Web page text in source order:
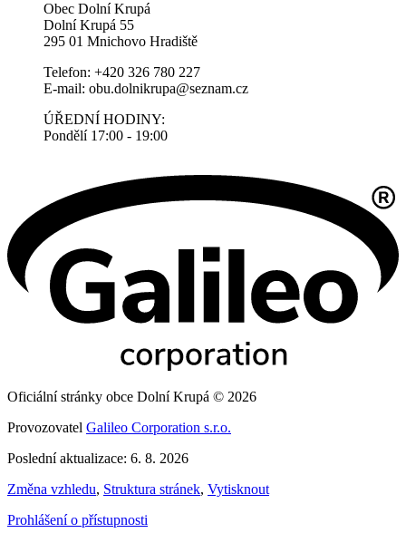
Obec Dolní Krupá
Dolní Krupá 55
295 01 Mnichovo Hradiště
Telefon: +420 326 780 227
E-mail: obu.dolnikrupa@seznam.cz
ÚŘEDNÍ HODINY:
Pondělí 17:00 - 19:00
Oficiální stránky obce Dolní Krupá © 2026
Provozovatel Galileo Corporation s.r.o.
Poslední aktualizace: 6. 8. 2026
Změna vzhledu, Struktura stránek, Vytisknout
Prohlášení o přístupnosti